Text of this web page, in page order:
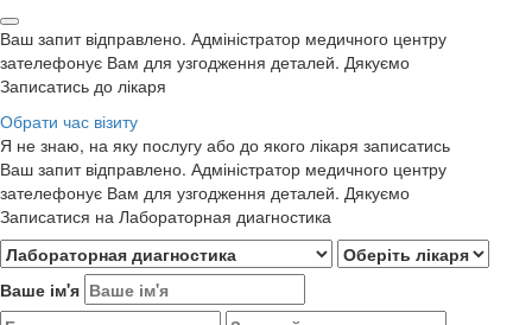
Ваш запит відправлено. Адміністратор медичного центру
зателефонує Вам для узгодження деталей. Дякуємо
Записатись до лікаря
Обрати час візиту
Я не знаю, на яку послугу або до якого лікаря записатись
Ваш запит відправлено. Адміністратор медичного центру
зателефонує Вам для узгодження деталей. Дякуємо
Записатися на Лабораторная диагностика
Ваше ім'я